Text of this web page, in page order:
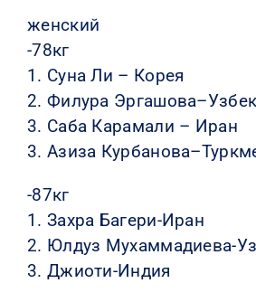
женский
-78кг
1. Суна Ли – Корея
2. Филура
3. Саба Карамали – Иран
3. Азиза
-87кг
1. Захра Багери-Иран
2. Юлдуз Мухаммадиева-
3. Джиоти-Индия